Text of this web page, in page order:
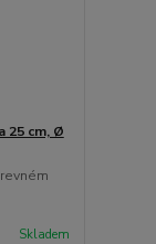
25 cm, Ø
Skladem